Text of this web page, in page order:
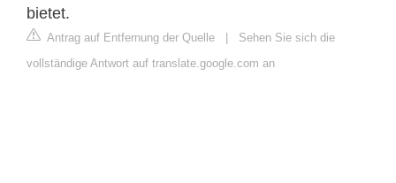
bietet.
Antrag auf Entfernung der Quelle
Sehen Sie sich die
vollständige Antwort auf translate.google.com an